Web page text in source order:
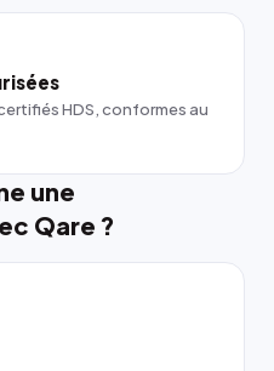
HDS, conformes au
une
Qare ?